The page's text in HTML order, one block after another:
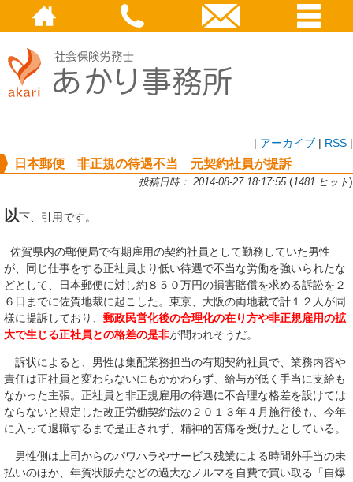
| アーカイブ | RSS |
日本郵便 非正規の待遇不当 元契約社員が提訴
投稿日時： 2014-08-27 18:17:55(1481 ヒット)
以下、引用です。
佐賀県内の郵便局で有期雇用の契約社員として勤務していた男性
が、同じ仕事をする正社員より低い待遇で不当な労働を強いられたな
どとして、日本郵便に対し約８５０万円の損害賠償を求める訴訟を２
６日までに佐賀地裁に起こした。東京、大阪の両地裁で計１２人が同
様に提訴しており、 郵政民営化後の合理化の在り方や非正規雇用の拡
大で生じる正社員との格差の是非が問われそうだ。
訴状によると、男性は集配業務担当の有期契約社員で、業務内容や
責任は正社員と変わらないにもかかわらず、給与が低く手当に支給も
なかった主張。正社員と非正規雇用の待遇に不合理な格差を設けては
ならないと規定した改正労働契約法の２０１３年４月施行後も、今年
に入って退職するまで是正されず、精神的苦痛を受けたとしている。
男性側は上司からのパワハラやサービス残業による時間外手当の未
払いのほか、年賀状販売などの過大なノルマを自費で買い取る「自爆